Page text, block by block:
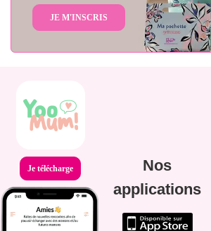
JE M'INSCRIS
Je télécharge
Nos
applications